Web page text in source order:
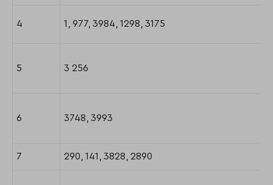
4 1, 977, 3984, 1298, 3175
5 3 256
6 3748, 3993
7 290, 141, 3828, 2890